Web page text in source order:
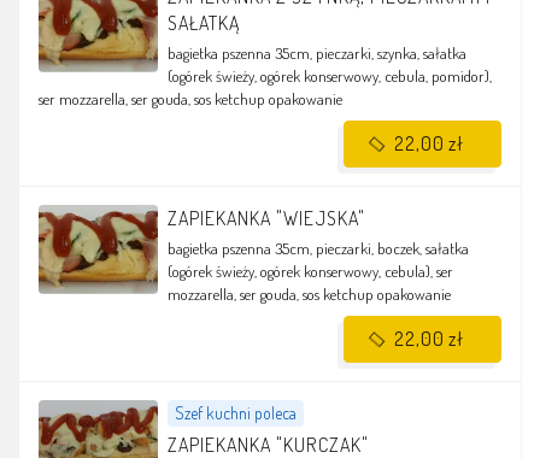
SAŁATKĄ
bagietka pszenna 35cm, pieczarki, szynka, sałatka
(ogórek świeży, ogórek konserwowy, cebula, pomidor),
ser mozzarella, ser gouda, sos ketchup opakowanie
ZAPIEKANKA "WIEJSKA"
bagietka pszenna 35cm, pieczarki, boczek, sałatka
(ogórek świeży, ogórek konserwowy, cebula), ser
mozzarella, ser gouda, sos ketchup opakowanie
Szef kuchni poleca
ZAPIEKANKA "KURCZAK"